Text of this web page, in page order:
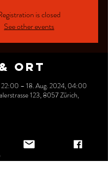
is closed
See other events
Ort
22:00 – 18. Aug. 2024, 04:00
123, 8057 Zürich,